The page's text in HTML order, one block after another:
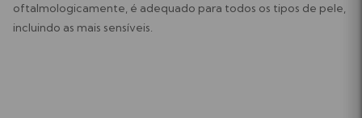
oftalmologicamente, é adequado para todos os tipos de pele,
incluindo as mais sensíveis.